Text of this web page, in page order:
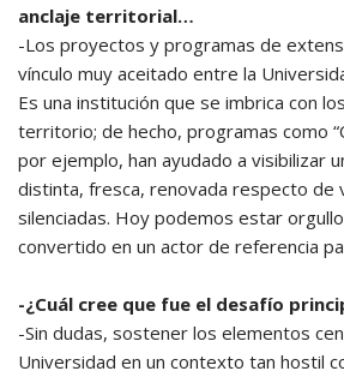
anclaje territorial…
-Los proyectos y programas de
vínculo muy aceitado entre la
Es una institución que se imbrica con
territorio; de hecho, programas como
por ejemplo, han ayudado a visibilizar
distinta, fresca, renovada respecto de
silenciadas. Hoy podemos estar
convertido en un actor de referencia
-¿Cuál cree que fue el desafío
-Sin dudas, sostener los elementos
Universidad en un contexto tan hostil